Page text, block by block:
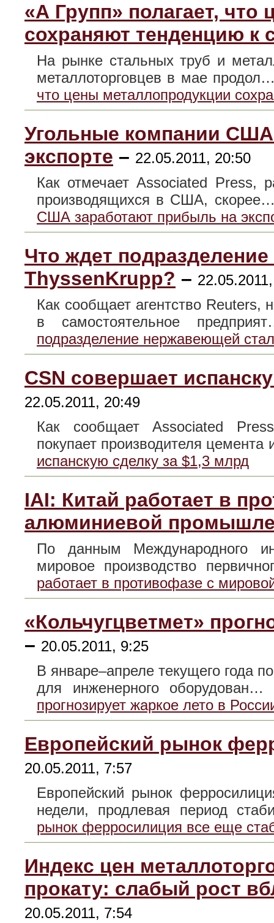
«А Групп» полагает,
сохраняют тенденцию к
На рынке стальных труб и
металлоторговцев в мае
что цены металлопродукции
Угольные компании
экспорте – 22.05.2011, 20:50
Как отмечает Associated Press,
производящихся в США,
США заработают прибыль на
Что ждет
ThyssenKrupp? –
Как сообщает агентство Reuters,
в самостоятельное
подразделение нержавеющей
CSN совершает
22.05.2011, 20:49
Как сообщает Associated
покупает производителя
испанскую сделку за $1,3 млрд
IAI: Китай работает в
алюминиевой
По данным Международного
мировое производство
работает в противофазе с
«Кольчугцветмет»
– 20.05.2011, 9:25
В январе–апреле текущего года
для инженерного
прогнозирует жаркое лето в
Европейский рынок
20.05.2011, 7:57
Европейский рынок
недели, продлевая период
рынок ферросилиция все еще
Индекс цен
прокату: слабый рост
20.05.2011, 7:54